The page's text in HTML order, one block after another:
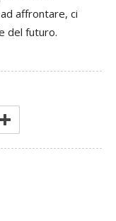
affrontare, ci
del futuro.